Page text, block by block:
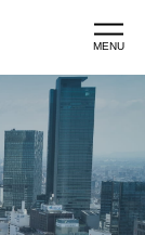
MENU